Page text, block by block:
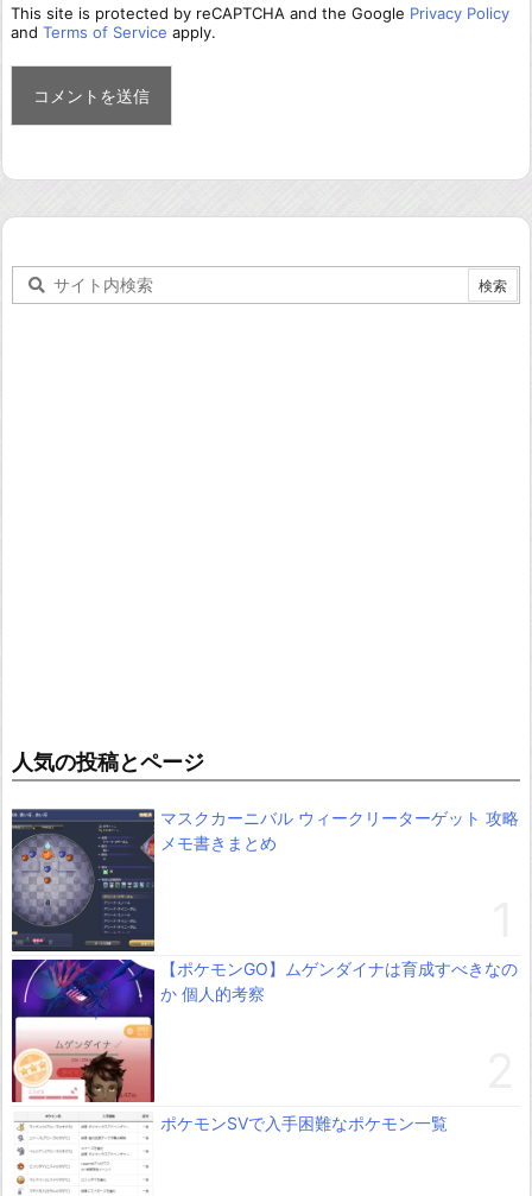
This site is protected by reCAPTCHA and the Google Privacy Policy
and Terms of Service apply.
人気の投稿とページ
マスクカーニバル ウィークリーターゲット 攻略
メモ書きまとめ
【ポケモンGO】ムゲンダイナは育成すべきなの
か 個人的考察
ポケモンSVで入手困難なポケモン一覧